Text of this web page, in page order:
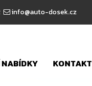
info@auto-dosek.cz
KONTAKT